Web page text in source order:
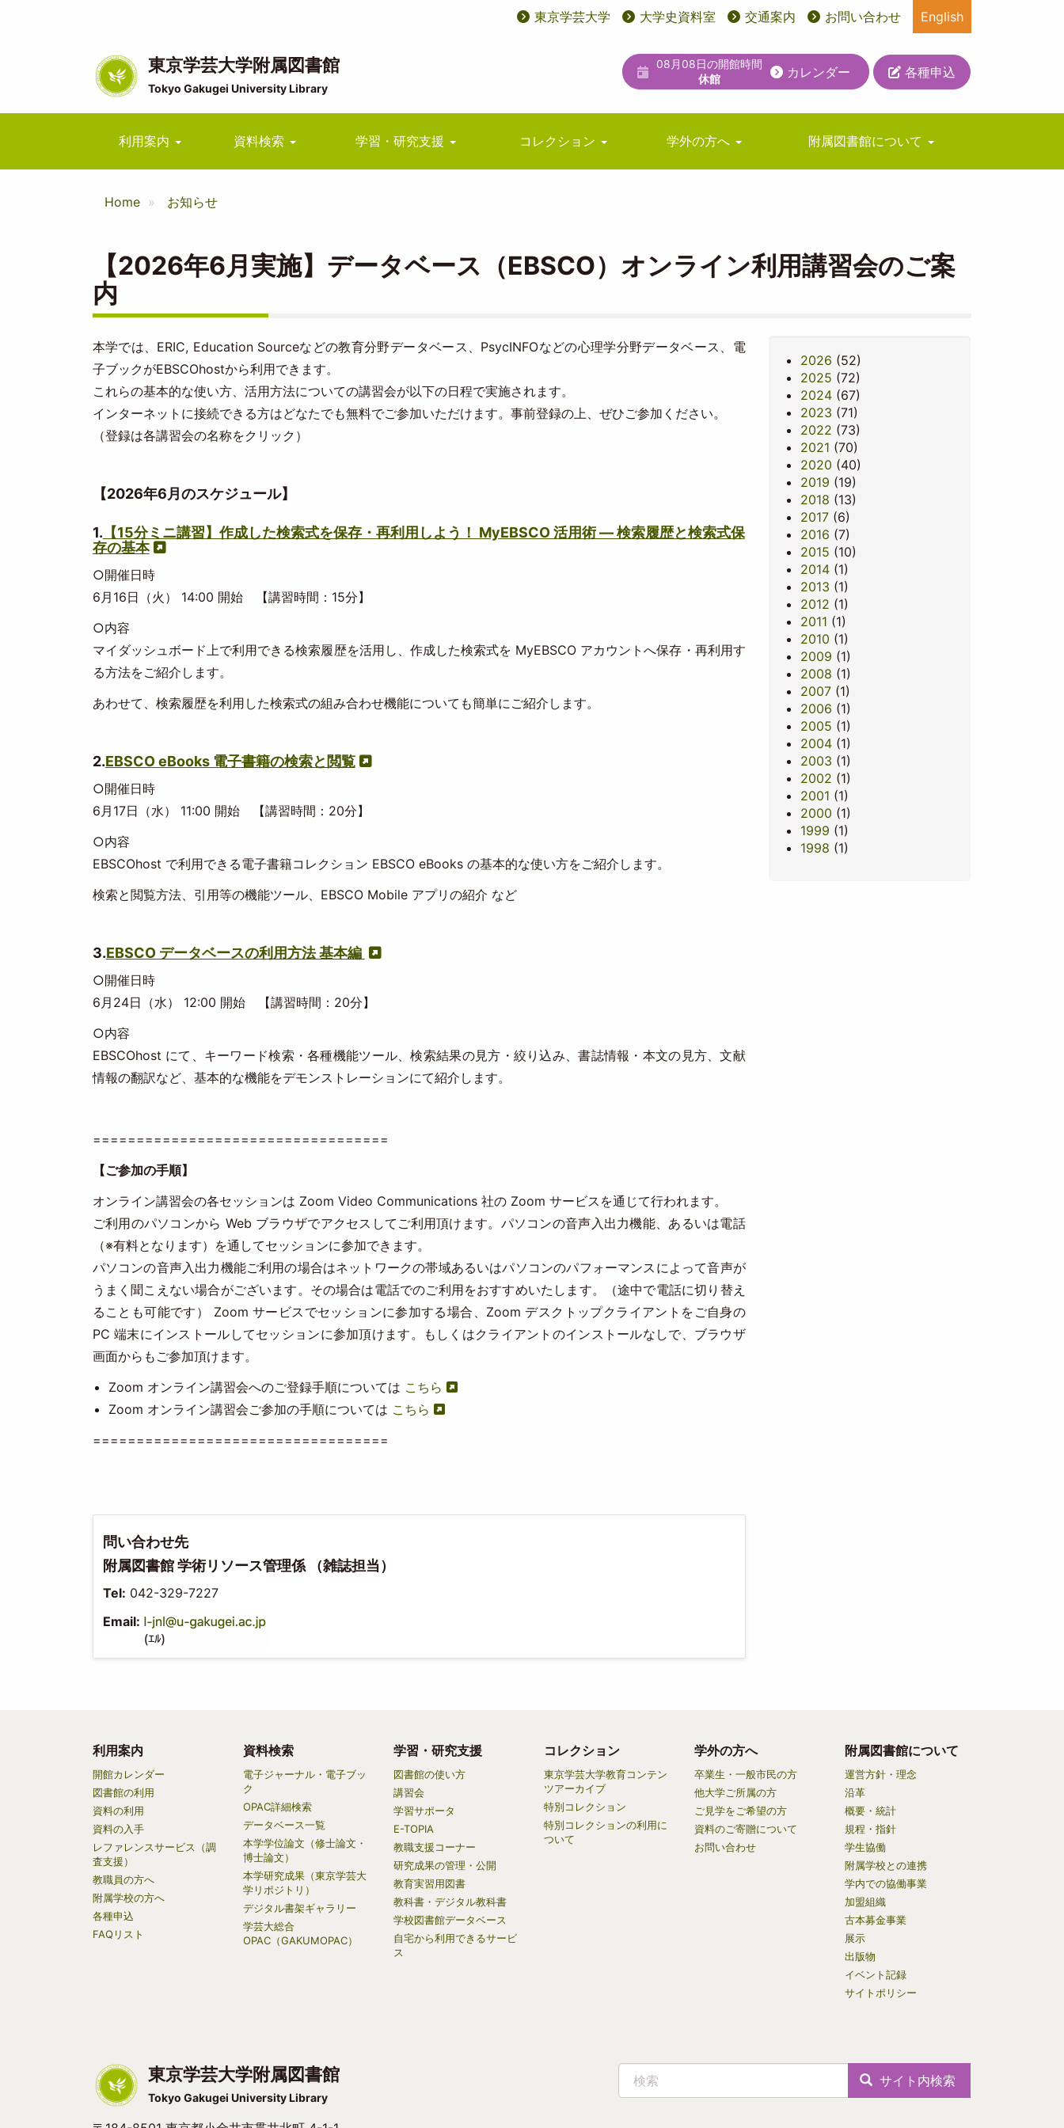
ン
移
User
ユ
ィ
リ
テ
ニ
ュ
東京学芸大学 大学史資料室 交通案内 お問い合わせ English
東京学芸大学附属図書館
Tokyo Gakugei University Library
08月08日の開館時間
休館
カレンダー 各種申込
Main
navigation
利用案内 資料検索 学習・研究支援 コレクション 学外の方へ 附属図書館について
Home お知らせ
【2026年6月実施】データベース（EBSCO）オンライン利用講習会のご案
内
本学では、ERIC, Education Sourceなどの教育分野データベース、PsycINFOなどの心理学分野データベース、電
子ブックがEBSCOhostから利用できます。
これらの基本的な使い方、活用方法についての講習会が以下の日程で実施されます。
インターネットに接続できる方はどなたでも無料でご参加いただけます。事前登録の上、ぜひご参加ください。
（登録は各講習会の名称をクリック）
【2026年6月のスケジュール】
1. 【15分ミニ講習】作成した検索式を保存・再利用しよう！ MyEBSCO 活用術 ― 検索履歴と検索式保
存の基本
○開催日時
6月16日（火） 14:00 開始 【講習時間：15分】
○内容
マイダッシュボード上で利用できる検索履歴を活用し、作成した検索式を MyEBSCO アカウントへ保存・再利用す
る方法をご紹介します。
あわせて、検索履歴を利用した検索式の組み合わせ機能についても簡単にご紹介します。
2.EBSCO eBooks 電子書籍の検索と閲覧
○開催日時
6月17日（水） 11:00 開始 【講習時間：20分】
○内容
EBSCOhost で利用できる電子書籍コレクション EBSCO eBooks の基本的な使い方をご紹介します。
検索と閲覧方法、引用等の機能ツール、EBSCO Mobile アプリの紹介 など
3.EBSCO データベースの利用方法 基本編
○開催日時
6月24日（水） 12:00 開始 【講習時間：20分】
○内容
EBSCOhost にて、キーワード検索・各種機能ツール、検索結果の見方・絞り込み、書誌情報・本文の見方、文献
情報の翻訳など、基本的な機能をデモンストレーションにて紹介します。
==================================
【ご参加の手順】
オンライン講習会の各セッションは Zoom Video Communications 社の Zoom サービスを通じて行われます。
ご利用のパソコンから Web ブラウザでアクセスしてご利用頂けます。パソコンの音声入出力機能、あるいは電話
（※有料となります）を通してセッションに参加できます。
パソコンの音声入出力機能ご利用の場合はネットワークの帯域あるいはパソコンのパフォーマンスによって音声が
うまく聞こえない場合がございます。その場合は電話でのご利用をおすすめいたします。（途中で電話に切り替え
ることも可能です） Zoom サービスでセッションに参加する場合、Zoom デスクトップクライアントをご自身の
PC 端末にインストールしてセッションに参加頂けます。もしくはクライアントのインストールなしで、ブラウザ
画面からもご参加頂けます。
Zoom オンライン講習会へのご登録手順については こちら
Zoom オンライン講習会ご参加の手順については こちら
==================================
問い合わせ先
附属図書館 学術リソース管理係 （雑誌担当）
Tel: 042-329-7227
Email:
2026 (52)
2025 (72)
2024 (67)
2023 (71)
2022 (73)
2021 (70)
2020 (40)
2019 (19)
2018 (13)
2017 (6)
2016 (7)
2015 (10)
2014 (1)
2013 (1)
2012 (1)
2011 (1)
2010 (1)
2009 (1)
2008 (1)
2007 (1)
2006 (1)
2005 (1)
2004 (1)
2003 (1)
2002 (1)
2001 (1)
2000 (1)
1999 (1)
1998 (1)
Main
navigation
利用案内
開館カレンダー
図書館の利用
資料の利用
資料の入手
レファレンスサービス（調
査支援）
教職員の方へ
附属学校の方へ
各種申込
FAQリスト
資料検索
電子ジャーナル・電子ブッ
ク
OPAC詳細検索
データベース一覧
本学学位論文（修士論文・
博士論文）
本学研究成果（東京学芸大
学リポジトリ）
デジタル書架ギャラリー
学芸大総合
OPAC（GAKUMOPAC）
学習・研究支援
図書館の使い方
講習会
学習サポータ
E-TOPIA
教職支援コーナー
研究成果の管理・公開
教育実習用図書
教科書・デジタル教科書
学校図書館データベース
自宅から利用できるサービ
ス
コレクション
東京学芸大学教育コンテン
ツアーカイブ
特別コレクション
特別コレクションの利用に
ついて
学外の方へ
卒業生・一般市民の方
他大学ご所属の方
ご見学をご希望の方
資料のご寄贈について
お問い合わせ
附属図書館について
運営方針・理念
沿革
概要・統計
規程・指針
学生協働
附属学校との連携
学内での協働事業
加盟組織
古本募金事業
展示
出版物
イベント記録
サイトポリシー
東京学芸大学附属図書館
Tokyo Gakugei University Library
検索
サイト内検索